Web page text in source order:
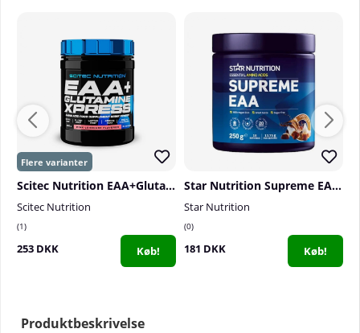
Scitec Nutrition EAA+Glutamine, 300 g
Scitec Nutrition
1
253 DKK Køb!
Star Nutrition Supreme EAA, 250 g
Star Nutrition
0
181 DKK Køb!
Produktbeskrivelse